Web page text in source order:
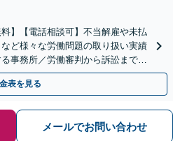
】【電話相談可】不当解雇や未払
ど様々な労働問題の取り扱い実績
事務所／労働審判から訴訟まで、
立案」
表を見る
メールでお問い合わせ